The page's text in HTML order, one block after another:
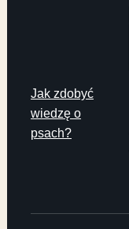
Jak zdobyć
wiedzę o
psach?